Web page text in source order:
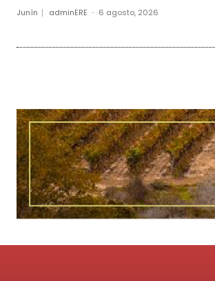
Junín adminERE - 6 agosto, 2026